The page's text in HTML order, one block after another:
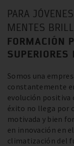
PARA
MENTES
FORMACIÓN
SUPERIORES
Somos una
constantemente
evolución positiva
éxito no llega por
motivada y bien
en innovación en
climatización del